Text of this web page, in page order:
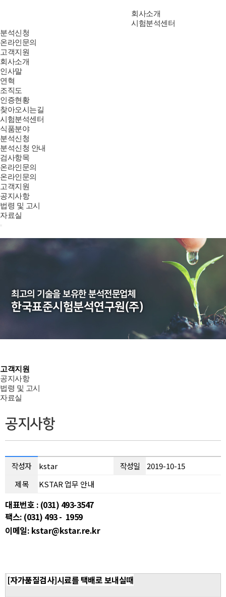
회사소개
시험분석센터
분석신청
온라인문의
고객지원
회사소개
인사말
연혁
조직도
인증현황
찾아오시는길
시험분석센터
식품분야
분석신청
분석신청 안내
검사항목
온라인문의
온라인문의
고객지원
공지사항
법령 및 고시
자료실
최고의 기술을 보유한 분석전문업체
한국표준시험분석연구원(주)
고객지원
공지사항
법령 및 고시
자료실
공지사항
작성자 kstar 작성일
2019-10-15
제 목
KSTAR 업무 안내
대표번호 : (031) 493-3547
팩스: (031) 493 - 1959
이메일: kstar@kstar.re.kr
[자가품질검사]시료를 택배로 보내실때